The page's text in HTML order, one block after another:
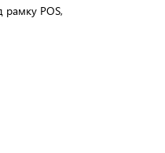
рамку POS,